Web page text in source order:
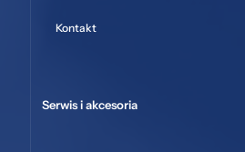
Kontakt
Serwis i akcesoria